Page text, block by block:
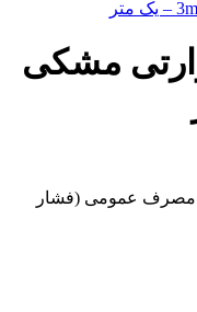
مشکی
مصرف عمومی (فشار